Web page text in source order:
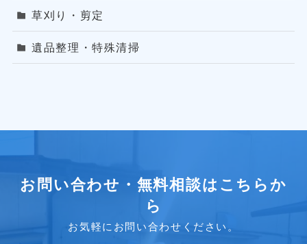
草刈り・剪定
遺品整理・特殊清掃
お問い合わせ・無料相談はこちらか
ら
お気軽にお問い合わせください。